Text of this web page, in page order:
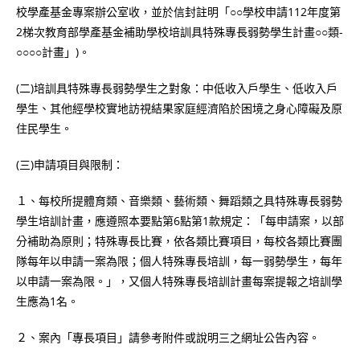
校學產基金專案辦公室收，並於信封註明「○○學校申請112年度第
2梯次教育部學產基金補助學校培訓具特殊專長弱勢學生計畫○○類-
○○○○計畫」)。
(二)培訓具特殊專長弱勢學生之對象：中低收入戶學生、低收入戶
學生、其他經學校實地訪視結果家庭經濟陷於困境之身心障礙及原
住民學生。
(三)申請項目與限制：
１、每校所提體育類、音樂類、藝術類、舞蹈類之具特殊專長弱勢
學生培訓計畫，應遵照本要點第6點第1款規定：「每申請案，以部
分補助為原則；特殊專長比賽，依各類比賽項目，每校各類比賽團
隊每年以申請一案為限；個人特殊專長培訓，每一弱勢學生，每年
以申請一案為限。」，又個人特殊專長培訓計畫每案提報之培訓學
生應為1名。
２、案內「專長項目」請參考附件或說明三之網址公告內容。